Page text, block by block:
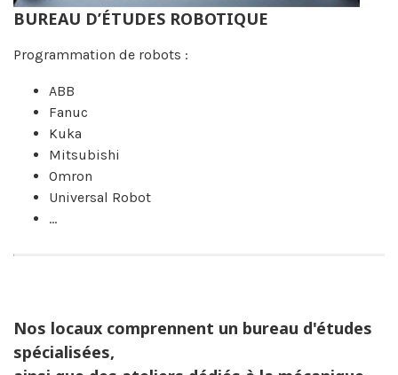
BUREAU D’ÉTUDES ROBOTIQUE
Programmation de robots :
ABB
Fanuc
Kuka
Mitsubishi
Omron
Universal Robot
…
Nos locaux comprennent un bureau d'études
spécialisées,